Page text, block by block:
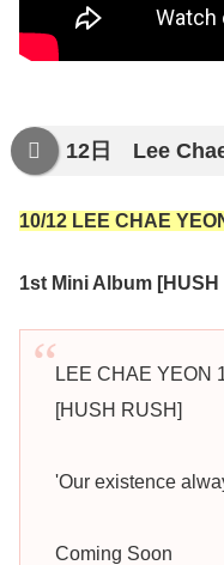
12日 Lee
10/12 LEE CHAE
1st Mini Album [HUSH
LEE CHAE YEON
[HUSH RUSH]
'Our existence
Coming Soon